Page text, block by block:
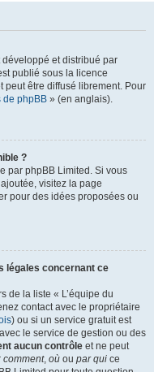
et distribué par
publié sous la licence
peut être diffusé librement. Pour
de phpBB » (en anglais).
?
par phpBB Limited. Si vous
visitez la page
pour des idées proposées ou
légales concernant ce
de la liste « L’équipe du
contact avec le propriétaire
) ou si un service gratuit est
le service de gestion ou des
aucun contrôle et ne peut
comment, où ou par qui ce